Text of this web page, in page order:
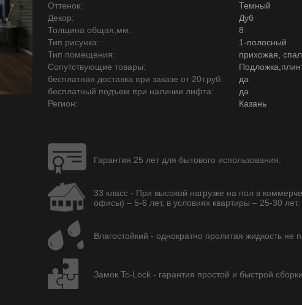
Оттенок:
Темный
Декор:
Дуб
Толщина общая,мм:
8
Тип рисунка:
1-полосный
Тип помещения:
прихожая,
Сопутствующие товары:
бесплатная доставка при заказе от 20т.руб:
да
бесплатный подъем при наличии лифта:
да
Регион:
Казань
Гарантия 25 лет для бытового использования.
33 класс - При высокой нагрузке на пол в
офисы) – 5-6 лет, в условиях квартиры – 25-30 лет.
Влагостойкий - однократно пролитая жидкость не
Замок Tc-Lock - гарантия простой и быстрой сборки.